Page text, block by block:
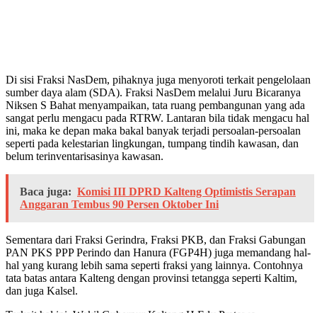
Di sisi Fraksi NasDem, pihaknya juga menyoroti terkait pengelolaan
sumber daya alam (SDA). Fraksi NasDem melalui Juru Bicaranya
Niksen S Bahat menyampaikan, tata ruang pembangunan yang ada
sangat perlu mengacu pada RTRW. Lantaran bila tidak mengacu hal
ini, maka ke depan maka bakal banyak terjadi persoalan-persoalan
seperti pada kelestarian lingkungan, tumpang tindih kawasan, dan
belum terinventarisasinya kawasan.
Baca juga: Komisi III DPRD Kalteng Optimistis Serapan
Anggaran Tembus 90 Persen Oktober Ini
Sementara dari Fraksi Gerindra, Fraksi PKB, dan Fraksi Gabungan
PAN PKS PPP Perindo dan Hanura (FGP4H) juga memandang hal-
hal yang kurang lebih sama seperti fraksi yang lainnya. Contohnya
tata batas antara Kalteng dengan provinsi tetangga seperti Kaltim,
dan juga Kalsel.